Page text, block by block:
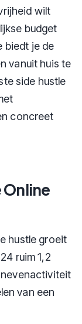
wilt
budget
biedt je de
vanuit huis te
side hustle
concreet
Online
hustle groeit
ruim 1,2
van een